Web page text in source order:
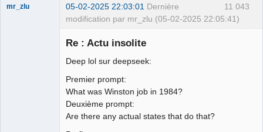
11 043
mr_zlu 05-02-2025 22:03:01 Dernière
modification par mr_zlu (05-02-2025 22:05:41)
Re : Actu insolite
Deep lol sur deepseek:
Premier prompt:
What was Winston job in 1984?
Deuxième prompt:
Are there any actual states that do that?